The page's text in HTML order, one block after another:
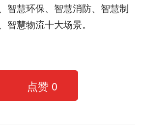
智慧环保、智慧消防、智慧制
智慧物流十大场景。
点赞 0